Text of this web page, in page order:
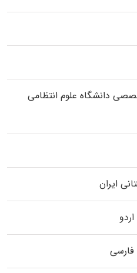
داﻧﺸﮕﺎه ﻋﻠﻮم انتظامی
ایران
فارسی